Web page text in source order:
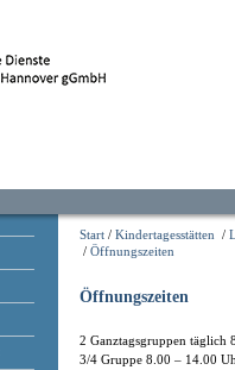
Start / Kindertagesstätten /
/ Öffnungszeiten
Öffnungszeiten
2 Ganztagsgruppen täglich
3/4 Gruppe 8.00 – 14.00